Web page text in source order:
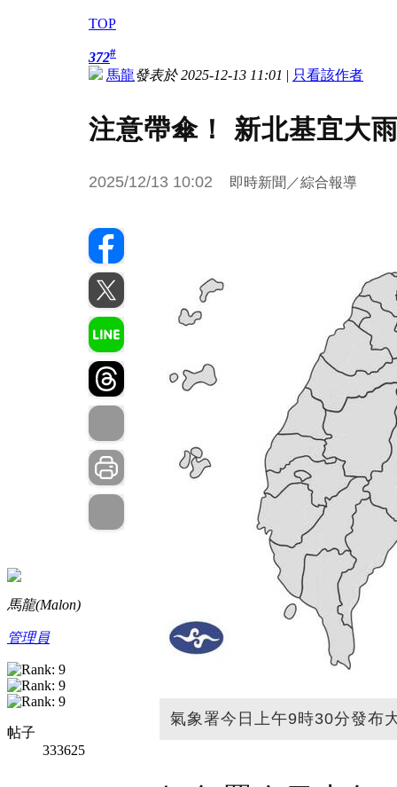
TOP
馬龍(Malon)
管理員
帖子
333625
372#
馬龍發表於 2025-12-13 11:01 | 只看該作者
注意帶傘！ 新北基宜大
2025/12/13 10:02 即時新聞／綜合報導
氣象署今日上午9時30分發布